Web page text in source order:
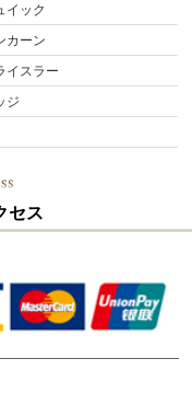
イック
カーン
イスラー
ジ
セス